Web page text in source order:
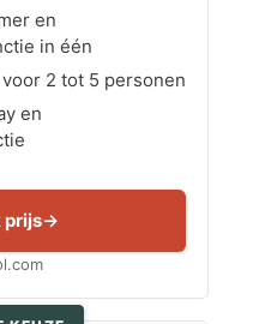
en
in één
2 tot 5 personen
en
prijs